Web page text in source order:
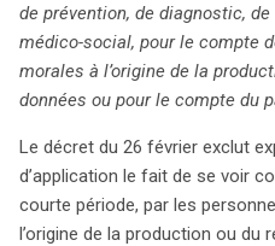
de prévention, de diagnostic,
médico-social, pour le compte
morales à l’origine de la
données ou pour le compte du
Le décret du 26 février exclut
d’application le fait de se voir
courte période, par les
l’origine de la production ou du